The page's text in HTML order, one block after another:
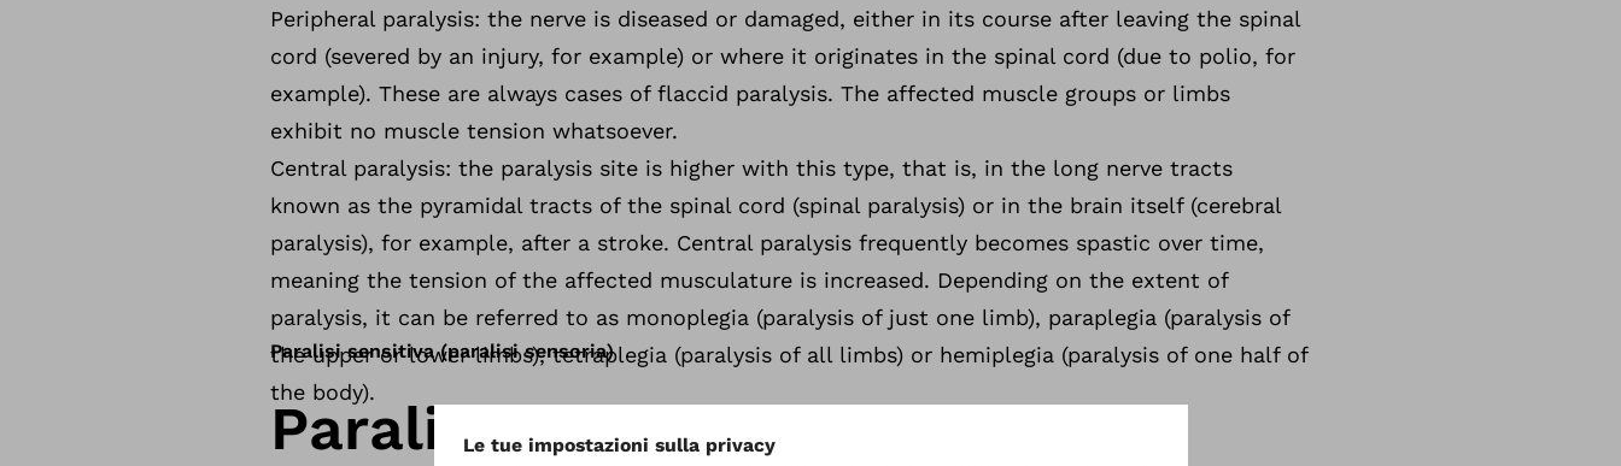
Peripheral paralysis: the nerve is diseased or damaged, either in its course after leaving the spinal
cord (severed by an injury, for example) or where it originates in the spinal cord (due to polio, for
example). These are always cases of flaccid paralysis. The affected muscle groups or limbs
exhibit no muscle tension whatsoever.
Central paralysis: the paralysis site is higher with this type, that is, in the long nerve tracts
known as the pyramidal tracts of the spinal cord (spinal paralysis) or in the brain itself (cerebral
paralysis), for example, after a stroke. Central paralysis frequently becomes spastic over time,
meaning the tension of the affected musculature is increased. Depending on the extent of
paralysis, it can be referred to as monoplegia (paralysis of just one limb), paraplegia (paralysis of
the upper or lower limbs), tetraplegia (paralysis of all limbs) or hemiplegia (paralysis of one half of
the body).
Paralisi sensitiva (paralisi sensoria)
Paralisi sensitiva (paralisi